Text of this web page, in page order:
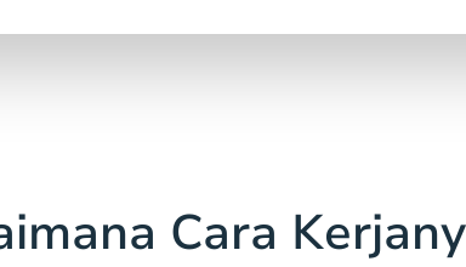
Cara